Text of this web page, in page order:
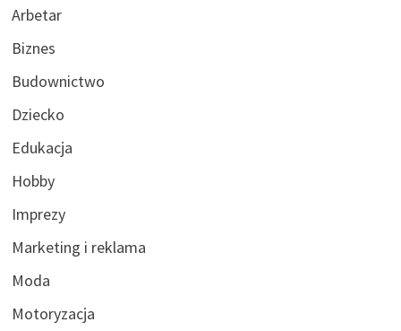
Arbetar
Biznes
Budownictwo
Dziecko
Edukacja
Hobby
Imprezy
Marketing i reklama
Moda
Motoryzacja